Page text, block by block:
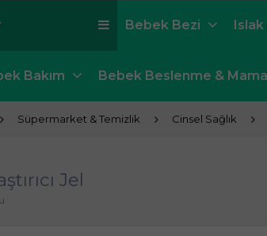
Bebek Bezi Islak
Bakım Bebek Beslenme & Mama
Süpermarket & Temizlik Cinsel Sağlık
Jel